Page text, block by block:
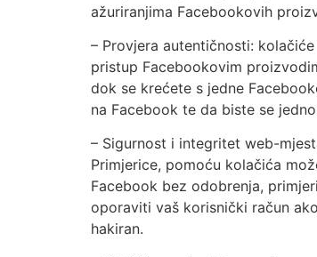
ažuriranjima Facebookovih
– Provjera autentičnosti:
pristup Facebookovim
dok se krećete s jedne
na Facebook te da biste se
– Sigurnost i integritet web-
Primjerice, pomoću kolačića
Facebook bez odobrenja,
oporaviti vaš korisnički račun
hakiran.